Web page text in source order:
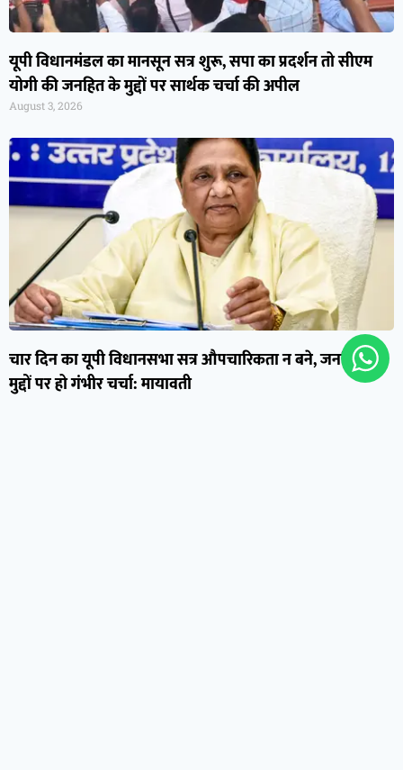
यूपी विधानमंडल का मानसून सत्र शुरू, सपा का प्रदर्शन तो सीएम
योगी की जनहित के मुद्दों पर सार्थक चर्चा की अपील
August 3, 2026
चार दिन का यूपी विधानसभा सत्र औपचारिकता न बने, जनहित के
मुद्दों पर हो गंभीर चर्चा: मायावती